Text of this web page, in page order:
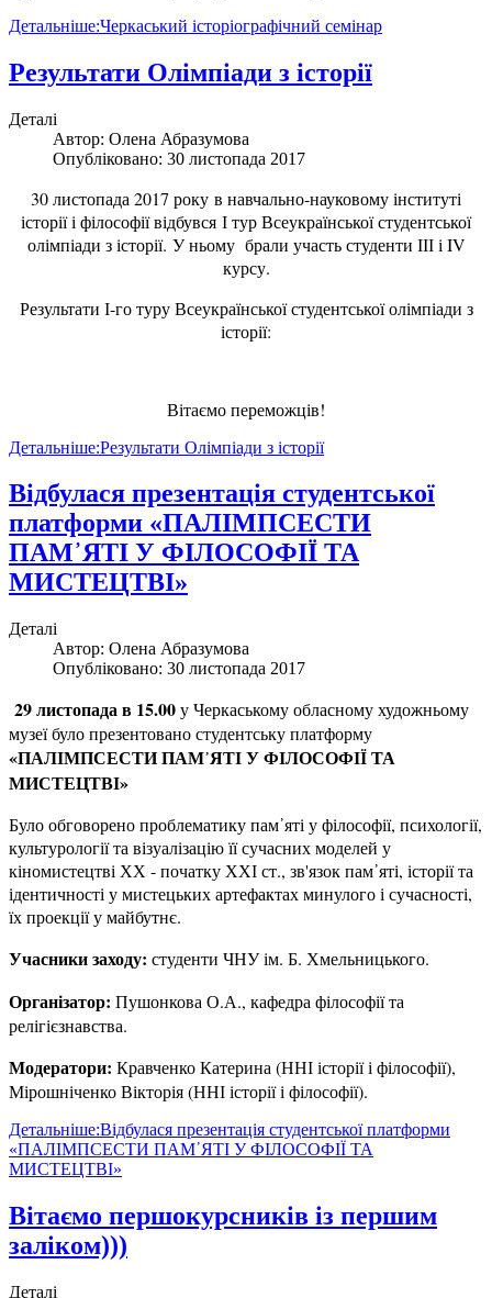
Детальніше:Черкаський історіографічний семінар
Результати Олімпіади з історії
Деталі
Автор: Олена Абразумова
Опубліковано: 30 листопада 2017
30 листопада 2017 року в навчально-науковому інституті
історії і філософії відбувся І тур Всеукраїнської студентської
олімпіади з історії. У ньому брали участь студенти ІІІ і IV
курсу.
Результати І-го туру Всеукраїнської студентської олімпіади з
історії:
Вітаємо переможців!
Детальніше:Результати Олімпіади з історії
Відбулася презентація студентської
платформи «ПАЛІМПСЕСТИ
ПАМ᾿ЯТІ У ФІЛОСОФІЇ ТА
МИСТЕЦТВІ»
Деталі
Автор: Олена Абразумова
Опубліковано: 30 листопада 2017
29 листопада в 15.00у Черкаському обласному художньому
музеї було презентовано студентську платформу
«ПАЛІМПСЕСТИ ПАМ᾿ЯТІ У ФІЛОСОФІЇ ТА
МИСТЕЦТВІ»
Було обговорено проблематику пам᾿яті у філософії, психології,
культурології та візуалізацію її сучасних моделей у
кіномистецтві ХХ - початку ХХІ ст., зв'язок пам᾿яті, історії та
ідентичності у мистецьких артефактах минулого і сучасності,
їх проекції у майбутнє.
Учасники заходу: студенти ЧНУ ім. Б. Хмельницького.
Організатор: Пушонкова О.А., кафедра філософії та
релігієзнавства.
Модератори: Кравченко Катерина (ННІ історії і філософії),
Мірошніченко Вікторія (ННІ історії і філософії).
Детальніше:Відбулася презентація студентської платформи
«ПАЛІМПСЕСТИ ПАМ᾿ЯТІ У ФІЛОСОФІЇ ТА
МИСТЕЦТВІ»
Вітаємо першокурсників із першим
заліком)))
Деталі